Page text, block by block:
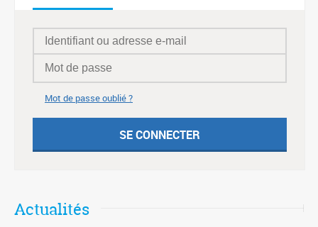
Mot de passe oublié ?
Actualités